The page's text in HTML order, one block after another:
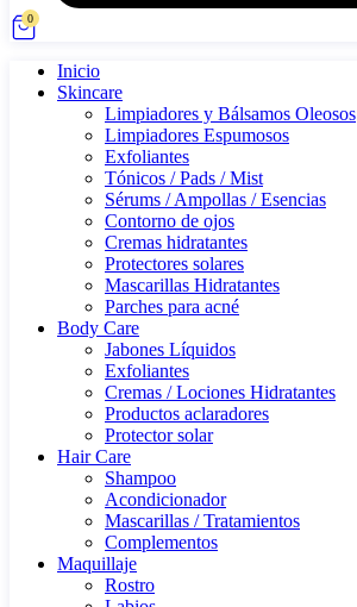
0
Inicio
Skincare
Limpiadores y Bálsamos Oleosos
Limpiadores Espumosos
Exfoliantes
Tónicos / Pads / Mist
Sérums / Ampollas / Esencias
Contorno de ojos
Cremas hidratantes
Protectores solares
Mascarillas Hidratantes
Parches para acné
Body Care
Jabones Líquidos
Exfoliantes
Cremas / Lociones Hidratantes
Productos aclaradores
Protector solar
Hair Care
Shampoo
Acondicionador
Mascarillas / Tratamientos
Complementos
Maquillaje
Rostro